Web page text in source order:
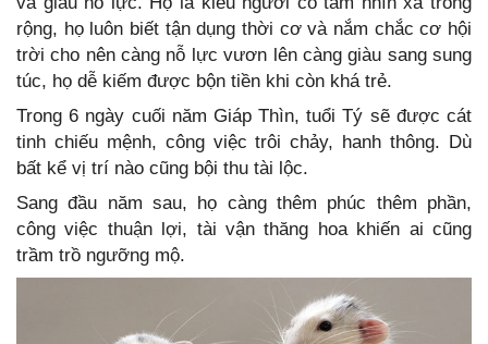
rộng, họ luôn biết tận dụng thời cơ và nắm chắc cơ hội
trời cho nên càng nỗ lực vươn lên càng giàu sang sung
túc, họ dễ kiếm được bộn tiền khi còn khá trẻ.
Trong 6 ngày cuối năm Giáp Thìn, tuổi Tý sẽ được cát
tinh chiếu mệnh, công việc trôi chảy, hanh thông. Dù
bất kể vị trí nào cũng bội thu tài lộc.
Sang đầu năm sau, họ càng thêm phúc thêm phần,
công việc thuận lợi, tài vận thăng hoa khiến ai cũng
trầm trồ ngưỡng mộ.